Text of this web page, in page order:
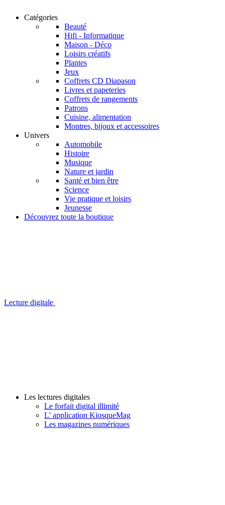
Catégories
Beauté
Hifi - Informatique
Maison - Déco
Loisirs créatifs
Plantes
Jeux
Coffrets CD Diapason
Livres et papeteries
Coffrets de rangements
Patrons
Cuisine, alimentation
Montres, bijoux et accessoires
Univers
Automobile
Histoire
Musique
Nature et jardin
Santé et bien être
Science
Vie pratique et loisirs
Jeunesse
Découvrez toute la boutique
Lecture digitale
Les lectures digitales
Le forfait digital illimité
L' application KiosqueMag
Les magazines numériques